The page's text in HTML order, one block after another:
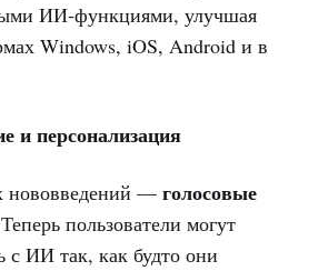
ИИ-функциями, улучшая
Windows, iOS, Android и в
и персонализация
нововведений — голосовые
пользователи могут
с ИИ так, как будто они